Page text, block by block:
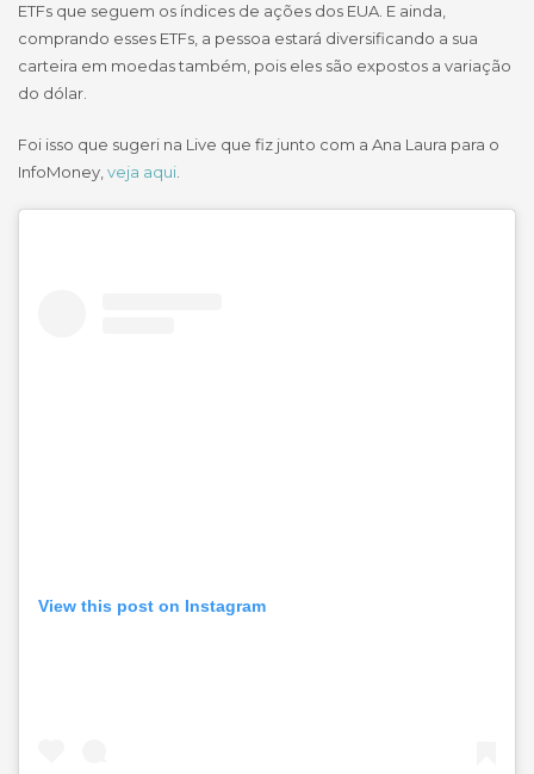
ETFs que seguem os índices de ações dos EUA. E ainda,
comprando esses ETFs, a pessoa estará diversificando a sua
carteira em moedas também, pois eles são expostos a variação
do dólar.
Foi isso que sugeri na Live que fiz junto com a Ana Laura para o
InfoMoney,veja aqui.
View this post on Instagram